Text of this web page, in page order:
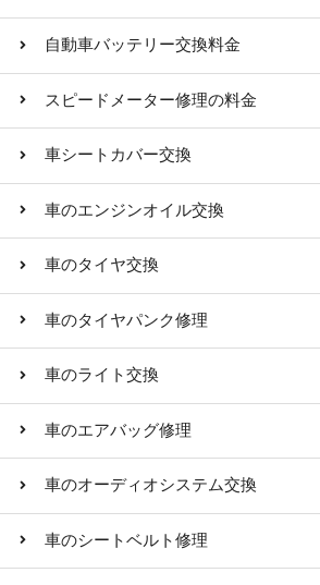
自動車バッテリー交換料金
スピードメーター修理の料金
車シートカバー交換
車のエンジンオイル交換
車のタイヤ交換
車のタイヤパンク修理
車のライト交換
車のエアバッグ修理
車のオーディオシステム交換
車のシートベルト修理